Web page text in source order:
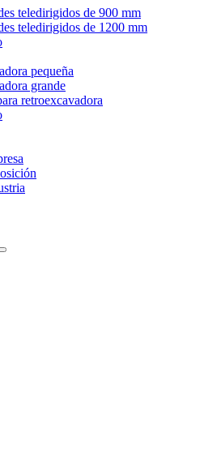
teledirigidos de 900 mm
teledirigidos de 1200 mm
pequeña
grande
retroexcavadora